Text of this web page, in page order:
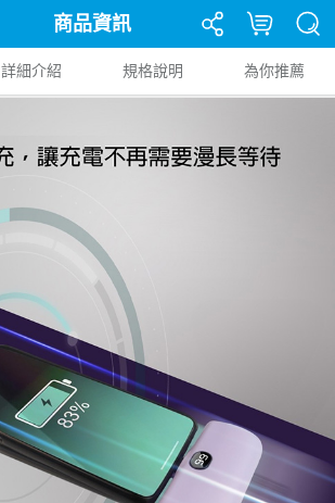
商品資訊
詳細介紹 規格說明 為你推薦